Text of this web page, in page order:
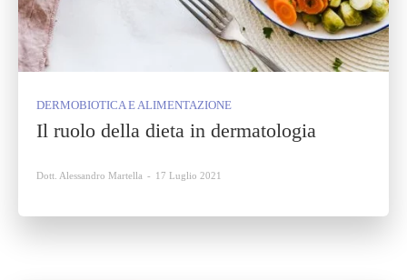
DERMOBIOTICA E ALIMENTAZIONE
Il ruolo della dieta in dermatologia
Dott. Alessandro Martella - 17 Luglio 2021